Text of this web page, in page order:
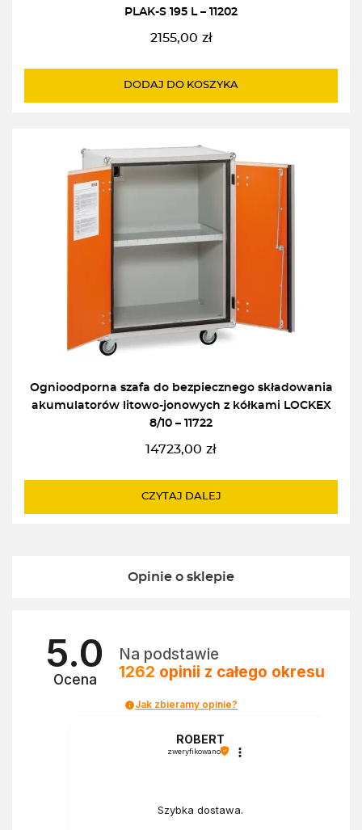
PLAK-S 195 L – 11202
2155,00 zł
DODAJ DO KOSZYKA
Ognioodporna szafa do bezpiecznego składowania
akumulatorów litowo-jonowych z kółkami LOCKEX
8/10 – 11722
14723,00 zł
CZYTAJ DALEJ
Opinie o sklepie
5.0
Ocena
Na podstawie
1262 opinii z całego okresu
Jak zbieramy opinie?
ROBERT
zweryfikowano
Szybka dostawa.